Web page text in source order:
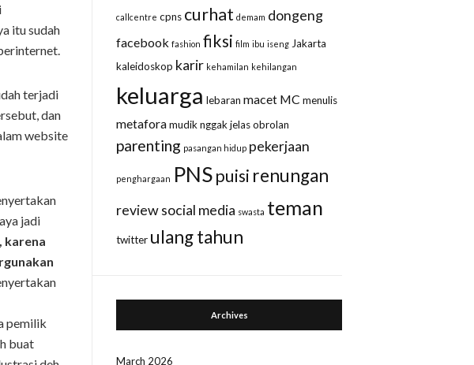
itu sudah
terjadi
dan
website
jadi
karena
pemilik
buat
callcentre cpns curhat demam dongeng
facebook fashion fiksi film ibu iseng Jakarta
kaleidoskop karir kehamilan kehilangan
keluarga lebaran macet MC menulis
metafora mudik nggak jelas obrolan
parenting pasangan hidup pekerjaan
penghargaan PNSpuisi renungan
reviewsocial media swasta teman
twitter ulang tahun
Archives
March 2026